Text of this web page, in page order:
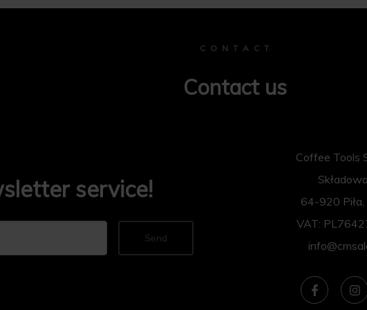
C O N T A C T
Contact us
service!
Send
Coffee Tools
64-920 Piła,
VAT: